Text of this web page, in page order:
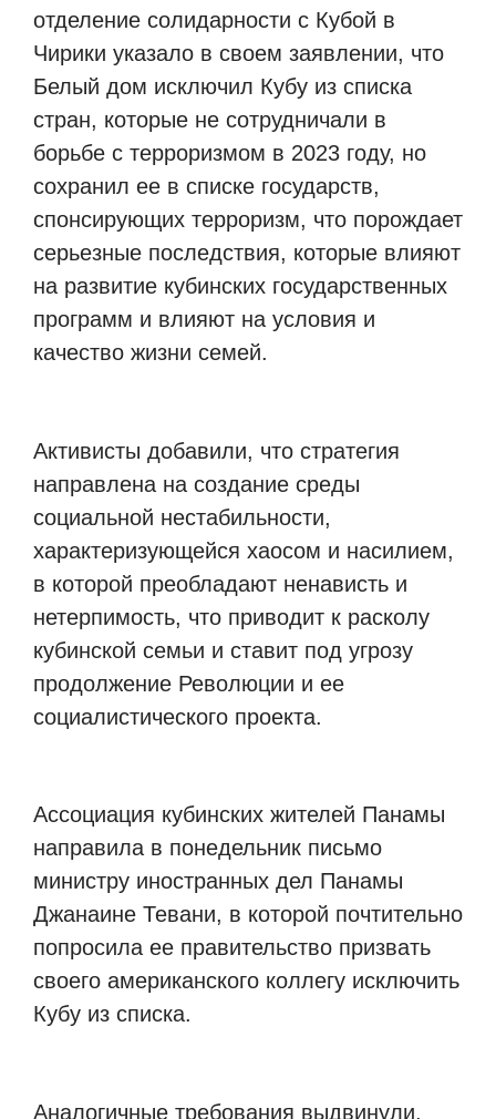
отделение солидарности с Кубой в
Чирики указало в своем заявлении, что
Белый дом исключил Кубу из списка
стран, которые не сотрудничали в
борьбе с терроризмом в 2023 году, но
сохранил ее в списке государств,
спонсирующих терроризм, что порождает
серьезные последствия, которые влияют
на развитие кубинских государственных
программ и влияют на условия и
качество жизни семей.
Активисты добавили, что стратегия
направлена на создание среды
социальной нестабильности,
характеризующейся хаосом и насилием,
в которой преобладают ненависть и
нетерпимость, что приводит к расколу
кубинской семьи и ставит под угрозу
продолжение Революции и ее
социалистического проекта.
Ассоциация кубинских жителей Панамы
направила в понедельник письмо
министру иностранных дел Панамы
Джанаине Тевани, в которой почтительно
попросила ее правительство призвать
своего американского коллегу исключить
Кубу из списка.
Аналогичные требования выдвинули,